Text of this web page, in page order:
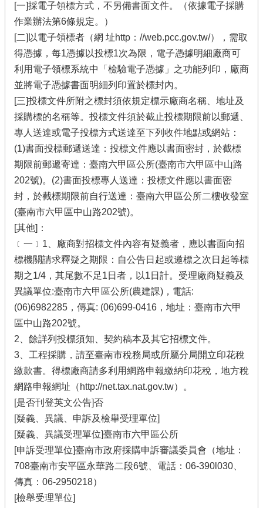
[一]採電子領標方式，不另備書面文件。（依據電子採購
作業辦法第6條規定。）
[二]以電子領標者（網 址http：//web.pcc.gov.tw/），需取
得憑據，每1憑據以投標1次為限，電子憑據明細廠商可
利用電子領標系統中「檢驗電子憑據」之功能列印，廠商
並將電子憑據書面明細列印置於標封內。
[三]投標文件所附之標封須依規定標示廠商名稱、地址及
採購標的名稱等。投標文件須於截止投標期限前以郵遞、
專人送達或電子投標方式送達至下列收件地點或網站：
(1)書面投標郵遞送達：投標文件應以書面密封，於截標
期限前郵遞寄達：臺南六甲區公所(臺南市六甲區中山路
202號)。(2)書面投標專人送達：投標文件應以書面密
封，於截標期限前自行送達：臺南六甲區公所二樓收發室
(臺南市六甲區中山路202號)。
[其他]：
﹝一﹞1、廠商對招標文件內容有疑義者，應以書面向招
標機關請求釋疑之期限：自公告日起或邀標之次日起等標
期之1/4，其尾數不足1日者，以1日計。受理廠商疑義及
異議單位:臺南市六甲區公所(農建課)，電話:
(06)6982285，傳真: (06)699-0416，地址：臺南市六甲
區中山路202號。
2、餘詳列投標須知、契約稿本及其它招標文件。
3、工程採購，請至臺南市稅務局或所屬分局開立印花稅
繳款書。得標廠商請多利用網路申報繳納印花稅，地方稅
網路申報網址（http://net.tax.nat.gov.tw）。
[是否刊登英文公告]否
[疑義、異議、申訴及檢舉受理單位]
[疑義、異議受理單位]臺南市六甲區公所
[申訴受理單位]臺南市政府採購申訴審議委員會（地址：
708臺南市安平區永華路二段6號、電話：06-390l030、
傳真：06-2950218）
[檢舉受理單位]